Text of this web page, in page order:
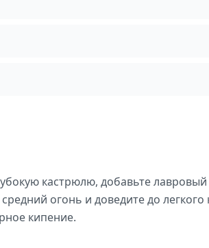
кастрюлю, добавьте
огонь и доведите до
кипение.